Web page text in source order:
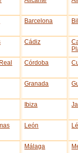
Barcelona
Cádiz
Córdoba
Granada
Ibiza
León
Málaga